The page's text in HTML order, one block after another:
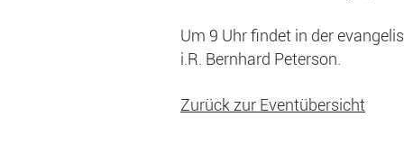
Um 9 Uhr findet in der
i.R. Bernhard Peterson.
Zurück zur Eventübersicht